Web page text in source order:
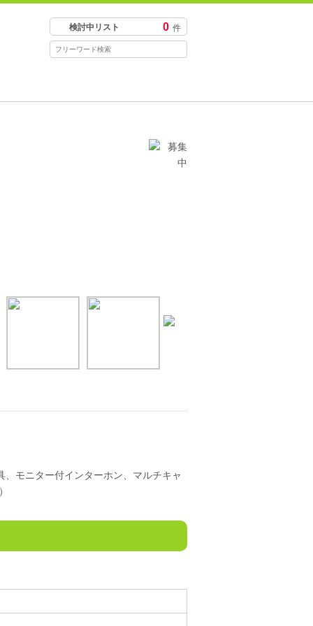
検討中リスト 0 件
モニター付インターホン、マルチキャ